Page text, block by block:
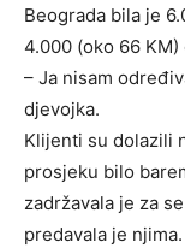
Beograda bila je
4.000 (oko 66 KM)
– Ja nisam
djevojka.
Klijenti su dolazili
prosjeku bilo
zadržavala je za
predavala je